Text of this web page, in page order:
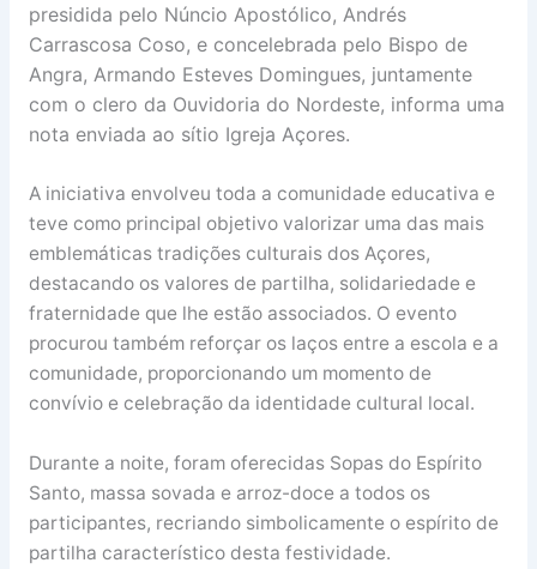
presidida pelo Núncio Apostólico, Andrés
Carrascosa Coso, e concelebrada pelo Bispo de
Angra, Armando Esteves Domingues, juntamente
com o clero da Ouvidoria do Nordeste, informa uma
nota enviada ao sítio Igreja Açores.
A iniciativa envolveu toda a comunidade educativa e
teve como principal objetivo valorizar uma das mais
emblemáticas tradições culturais dos Açores,
destacando os valores de partilha, solidariedade e
fraternidade que lhe estão associados. O evento
procurou também reforçar os laços entre a escola e a
comunidade, proporcionando um momento de
convívio e celebração da identidade cultural local.
Durante a noite, foram oferecidas Sopas do Espírito
Santo, massa sovada e arroz-doce a todos os
participantes, recriando simbolicamente o espírito de
partilha característico desta festividade.